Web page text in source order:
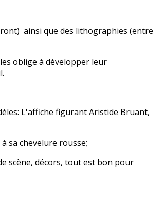
ainsi que des lithographies (entre
oblige à développer leur
L'affiche figurant Aristide Bruant,
sa chevelure rousse;
scène, décors, tout est bon pour